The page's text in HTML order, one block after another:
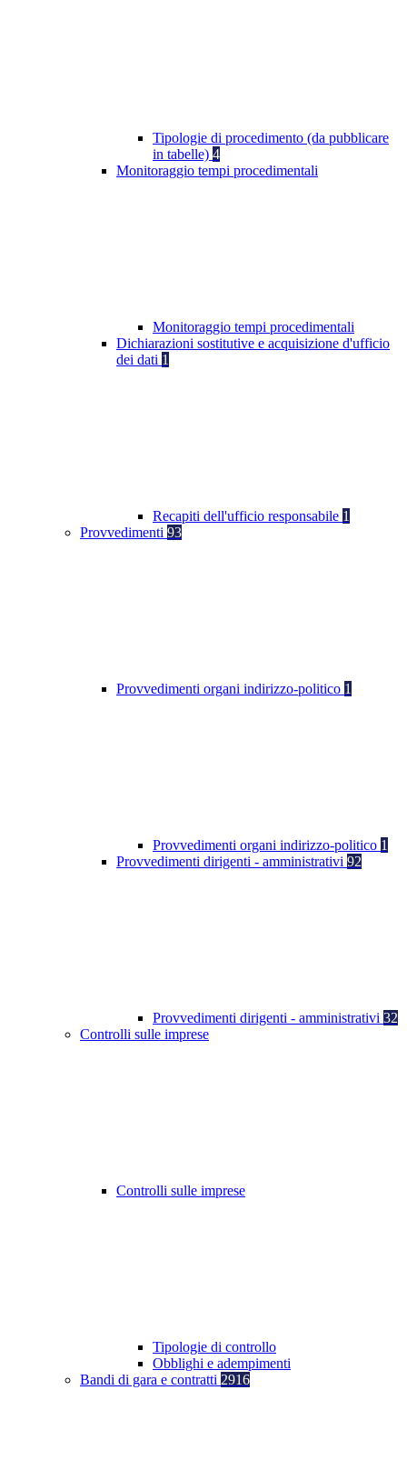
Tipologie di procedimento (da pubblicare
in tabelle) 4
Monitoraggio tempi procedimentali
Monitoraggio tempi procedimentali
Dichiarazioni sostitutive e acquisizione d'ufficio
dei dati 1
Recapiti dell'ufficio responsabile 1
Provvedimenti 93
Provvedimenti organi indirizzo-politico 1
Provvedimenti organi indirizzo-politico 1
Provvedimenti dirigenti - amministrativi 92
Provvedimenti dirigenti - amministrativi 32
Controlli sulle imprese
Controlli sulle imprese
Tipologie di controllo
Obblighi e adempimenti
Bandi di gara e contratti 2916